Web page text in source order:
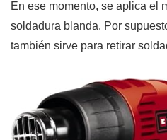
En ese momento, se aplica el
soldadura blanda. Por
también sirve para retirar